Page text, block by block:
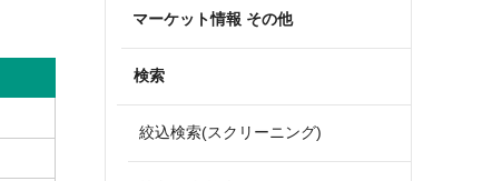
マーケット情報 その他
検索
絞込検索(スクリーニング)